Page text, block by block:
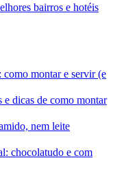
bairros e hotéis
como montar e servir (e
dicas de como montar
nem leite
chocolatudo e com